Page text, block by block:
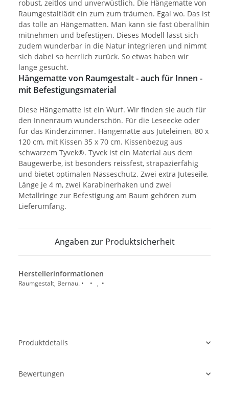
robust, zeitlos und unverwüstlich. Die Hängematte von
Raumgestaltlädt ein zum zum träumen. Egal wo. Das ist
das tolle an Hängematten. Man kann sie fast überallhin
mitnehmen und befestigen. Dieses Modell lässt sich
zudem wunderbar in die Natur integrieren und nimmt
sich dabei so herrlich zurück. So etwas haben wir
lange gesucht.
Hängematte von Raumgestalt - auch für Innen -
mit Befestigungsmaterial
Diese Hängematte ist ein Wurf. Wir finden sie auch für
den Innenraum wunderschön. Für die Leseecke oder
für das Kinderzimmer. Hängematte aus Juteleinen, 80 x
120 cm, mit Kissen 35 x 70 cm. Kissenbezug aus
schwarzem Tyvek®. Tyvek ist ein Material aus dem
Baugewerbe, ist besonders reissfest, strapazierfähig
und bietet optimalen Nässeschutz. Zwei extra Juteseile,
Länge je 4 m, zwei Karabinerhaken und zwei
Metallringe zur Befestigung am Baum gehören zum
Lieferumfang.
Angaben zur Produktsicherheit
Herstellerinformationen
Raumgestalt, Bernau. • • , •
Produktdetails
Bewertungen